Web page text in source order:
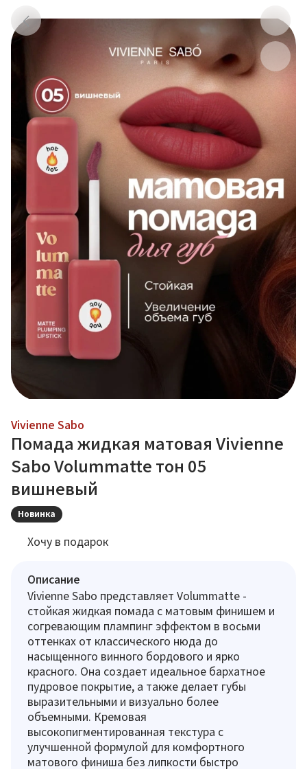
Vivienne Sabo
Помада жидкая матовая Vivienne
Sabo Volummatte тон 05
вишневый
Новинка
Хочу в подарок
Описание
Vivienne Sabo представляет Volummatte -
стойкая жидкая помада с матовым финишем и
согревающим плампинг эффектом в восьми
оттенках от классического нюда до
насыщенного винного бордового и ярко
красного. Она создает идеальное бархатное
пудровое покрытие, а также делает губы
выразительными и визуально более
объемными. Кремовая
высокопигментированная текстура с
улучшенной формулой для комфортного
матового финиша без липкости быстро